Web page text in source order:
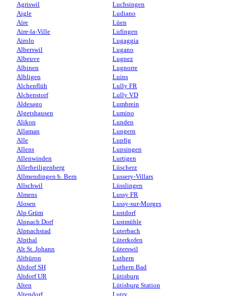
Agriswil
Aigle
Aïre
Aire-la-Ville
Airolo
Alberswil
Albeuve
Albinen
Albligen
Alchenflüh
Alchenstorf
Aldesago
Algetshausen
Alikon
Allaman
Alle
Allens
Allenwinden
Allerheiligenberg
Allmendingen b. Bern
Allschwil
Almens
Alosen
Alp Grüm
Alpnach Dorf
Alpnachstad
Alpthal
Alt St. Johann
Altbüron
Altdorf SH
Altdorf UR
Alten
Altendorf
Luchsingen
Ludiano
Lüen
Lufingen
Lugaggia
Lugano
Lugnez
Lugnorre
Luins
Lully FR
Lully VD
Lumbrein
Lumino
Lunden
Lungern
Lupfig
Lupsingen
Lurtigen
Lüscherz
Lussery-Villars
Lüsslingen
Lussy FR
Lussy-sur-Morges
Lustdorf
Lustmühle
Luterbach
Lüterkofen
Lüterswil
Luthern
Luthern Bad
Lütisburg
Lütisburg Station
Lutry